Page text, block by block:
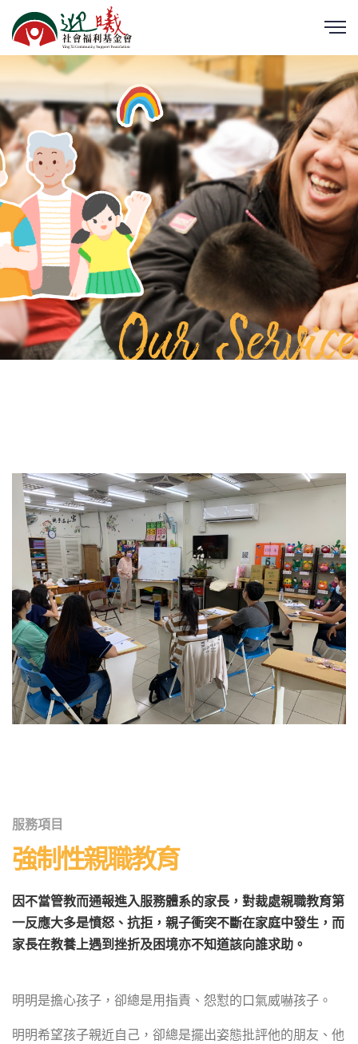
Our Service
服務項目
強制性親職教育
因不當管教而通報進入服務體系的家長，對裁處親職教育第
一反應大多是憤怒、抗拒，親子衝突不斷在家庭中發生，而
家長在教養上遇到挫折及困境亦不知道該向誰求助。
明明是擔心孩子，卻總是用指責、怨懟的口氣威嚇孩子。
明明希望孩子親近自己，卻總是擺出姿態批評他的朋友、他